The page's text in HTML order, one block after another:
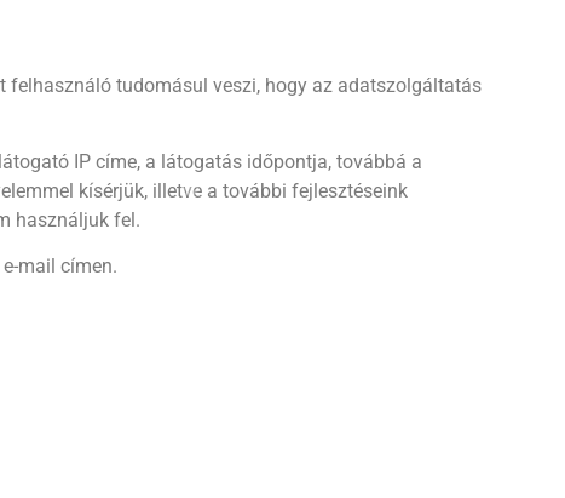
❆
felhasználó tudomásul veszi, hogy az adatszolgáltatás
IP címe, a látogatás időpontja, továbbá a
kísérjük, illetve a további fejlesztéseink
használjuk fel.
mail címen.